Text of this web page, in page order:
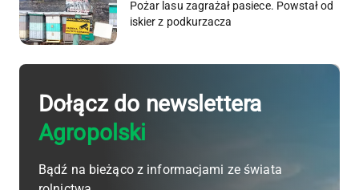
Pożar lasu zagrażał pasiece. Powstał od
iskier z podkurzacza
Dołącz do newslettera
Agropolski
Bądź na bieżąco z informacjami ze świata